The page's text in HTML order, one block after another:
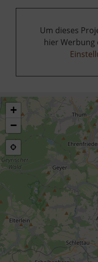
Um dieses
hier Werbung
+
−